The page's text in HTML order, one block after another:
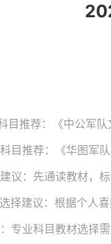
目推荐：《中公军
目推荐：《华图军
议：先通读教材，
择建议：根据个人
专业科目教材选择需